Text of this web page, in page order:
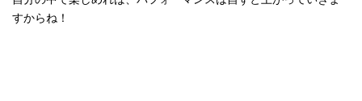
すからね！